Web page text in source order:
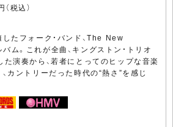
税込）
たフォーク・バンド、The New
ム。これが全曲、キングストン・トリオ
演奏から、若者にとってのヒップな音楽
カントリーだった時代の“熱さ”を感じ